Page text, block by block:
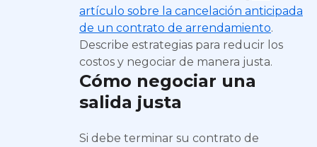
artículo sobre la cancelación anticipada
de un contrato de arrendamiento.
Describe estrategias para reducir los
costos y negociar de manera justa.
Cómo negociar una
salida justa
Si debe terminar su contrato de